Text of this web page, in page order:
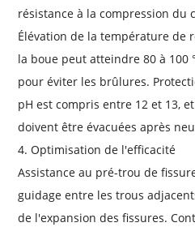
résistance à la compression du
Élévation de la température de
la boue peut atteindre 80 à 100
pour éviter les brûlures.
pH est compris entre 12 et 13,
doivent être évacuées après
4. Optimisation de l'efficacité
Assistance au pré-trou de
guidage entre les trous
de l'expansion des fissures.